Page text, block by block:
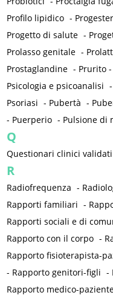
Profilo lipidico -
Progetto di salute -
Prolasso genitale -
Prostaglandine - Prurito
Psicologia e psicoanalisi -
Psoriasi - Pubertà -
- Puerperio - Pulsione di
Q
Questionari clinici validati
R
Radiofrequenza -
Rapporti familiari -
Rapporti sociali e di
Rapporto con il corpo -
Rapporto fisioterapista-
- Rapporto genitori-figli -
Rapporto medico-